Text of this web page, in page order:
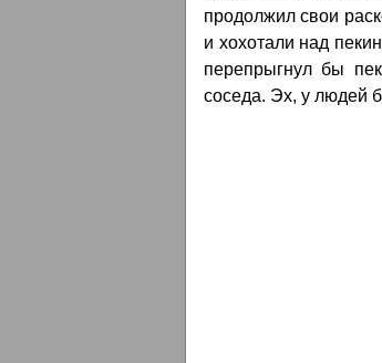
продолжил свои
и хохотали над
перепрыгнул бы
соседа. Эх, у людей